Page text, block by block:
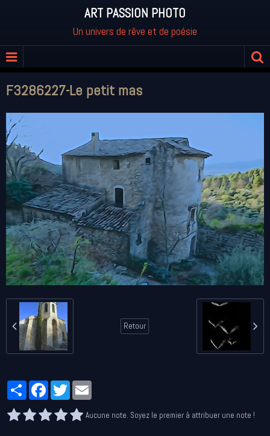
ART PASSION PHOTO
Un univers de rêve et de poésie
F3286227-Le petit mas
Retour
PartagerFacebookTwitter
Aucune note. Soyez le premier à attribuer une note !